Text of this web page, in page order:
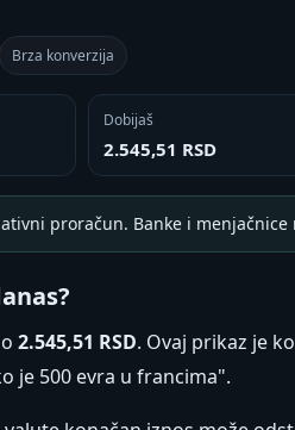
Brza konverzija
Dobijaš
2.545,51 RSD
proračun. Banke i
2.545,51 RSD. Ovaj prikaz je
je 500 evra u francima".